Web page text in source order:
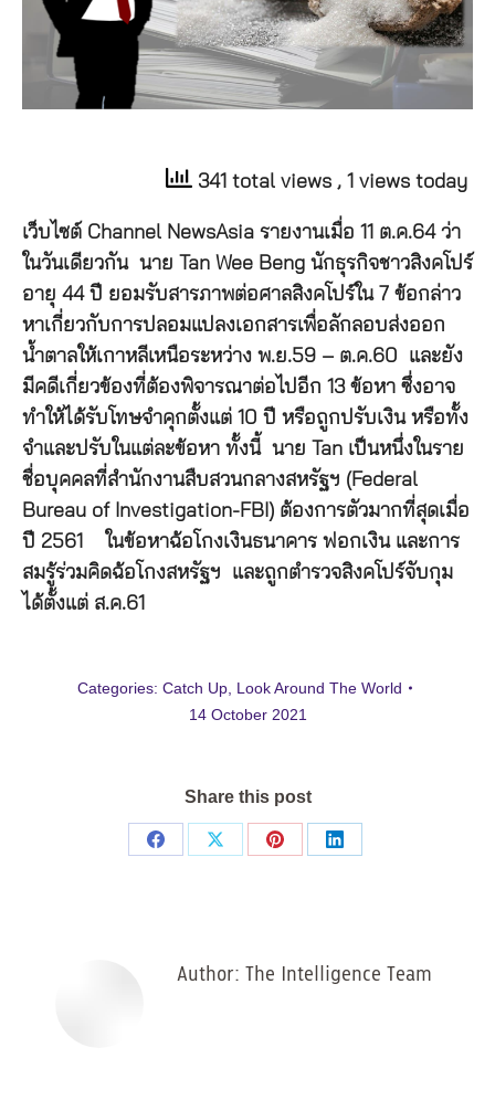
341 total views , 1 views today
เว็บไซต์ Channel NewsAsia รายงานเมื่อ 11 ต.ค.64 ว่า
ในวันเดียวกัน นาย Tan Wee Beng นักธุรกิจชาวสิงคโปร์
อายุ 44 ปี ยอมรับสารภาพต่อศาลสิงคโปร์ใน 7 ข้อกล่าว
หาเกี่ยวกับการปลอมแปลงเอกสารเพื่อลักลอบส่งออก
น้ำตาลให้เกาหลีเหนือระหว่าง พ.ย.59 – ต.ค.60 และยัง
มีคดีเกี่ยวข้องที่ต้องพิจารณาต่อไปอีก 13 ข้อหา ซึ่งอาจ
ทำให้ได้รับโทษจำคุกตั้งแต่ 10 ปี หรือถูกปรับเงิน หรือทั้ง
จำและปรับในแต่ละข้อหา ทั้งนี้ นาย Tan เป็นหนึ่งในราย
ชื่อบุคคลที่สำนักงานสืบสวนกลางสหรัฐฯ (Federal
Bureau of Investigation-FBI) ต้องการตัวมากที่สุดเมื่อ
ปี 2561 ในข้อหาฉ้อโกงเงินธนาคาร ฟอกเงิน และการ
สมรู้ร่วมคิดฉ้อโกงสหรัฐฯ และถูกตำรวจสิงคโปร์จับกุม
ได้ตั้งแต่ ส.ค.61
Categories: Catch Up, Look Around The World
14 October 2021
Share this post
Share
Share
Share
Share
Author: The Intelligence Team